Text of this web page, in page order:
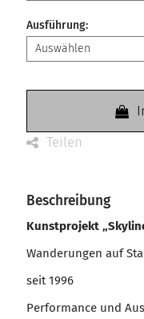
Ausführung:
Teilen
Beschreibung
Kunstprojekt
Wanderungen auf
seit 1996
Performance und